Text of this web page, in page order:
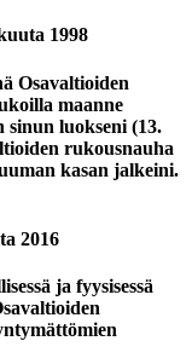
1998
Osavaltioiden
maanne
sinun luokseni (13.
rukousnauha
kasan jalkeini.
2016
ja fyysisessä